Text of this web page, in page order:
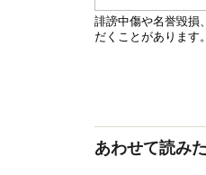
あわせて読み